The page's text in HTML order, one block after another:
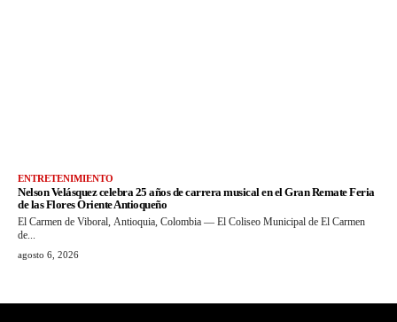
ENTRETENIMIENTO
Nelson Velásquez celebra 25 años de carrera musical en el Gran Remate Feria
de las Flores Oriente Antioqueño
El Carmen de Viboral, Antioquia, Colombia — El Coliseo Municipal de El Carmen
de...
agosto 6, 2026